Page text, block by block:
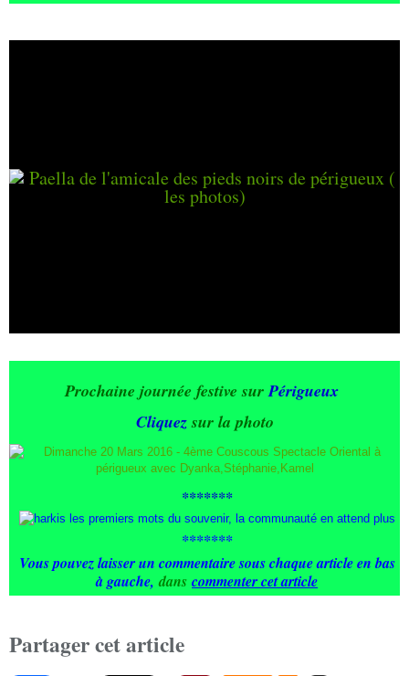
Prochaine journée festive surPérigueux
Cliquez sur la photo
*******
*******
Vous pouvez laisser un commentaire sous chaque article en bas
à gauche, dans commenter cet article
Partager cet article